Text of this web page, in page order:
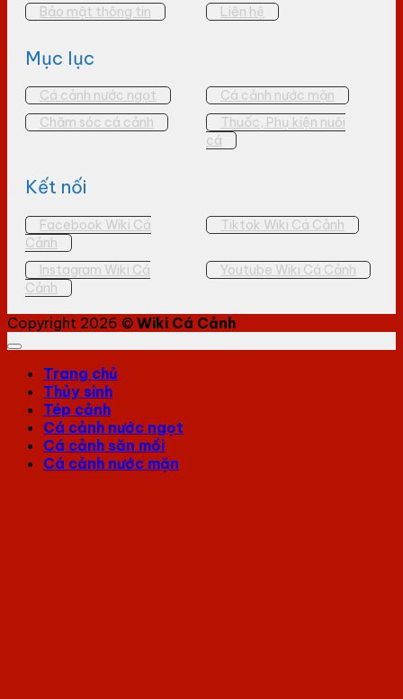
Bảo mật thông tin
Liên hệ
Mục lục
Cá cảnh nước ngọt
Cá cảnh nước mặn
Chăm sóc cá cảnh
Thuốc, Phụ kiện nuôi
cá
Kết nối
Facebook Wiki Cá
Cảnh
Tiktok Wiki Cá Cảnh
Instagram Wiki Cá
Cảnh
Youtube Wiki Cá Cảnh
Copyright 2026 © Wiki Cá Cảnh
Trang chủ
Thủy sinh
Tép cảnh
Cá cảnh nước ngọt
Cá cảnh săn mồi
Cá cảnh nước mặn